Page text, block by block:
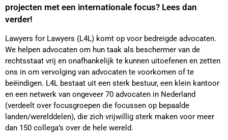
projecten met een internationale focus? Lees dan
verder!
Lawyers for Lawyers (L4L) komt op voor bedreigde advocaten.
We helpen advocaten om hun taak als beschermer van de
rechtsstaat vrij en onafhankelijk te kunnen uitoefenen en zetten
ons in om vervolging van advocaten te voorkomen of te
beëindigen. L4L bestaat uit een sterk bestuur, een klein kantoor
en een netwerk van ongeveer 70 advocaten in Nederland
(verdeelt over focusgroepen die focussen op bepaalde
landen/werelddelen), die zich vrijwillig sterk maken voor meer
dan 150 collega’s over de hele wereld.